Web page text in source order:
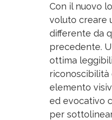
Con il nuovo
voluto creare
differente da
precedente.
ottima
riconoscibilità
elemento
ed evocativo
per